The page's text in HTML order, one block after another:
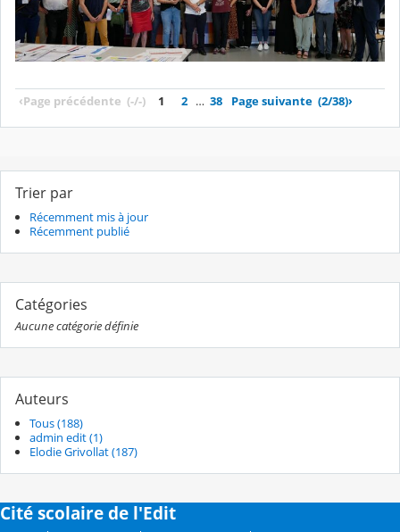
‹Page précédente (-/-) 1 2 … 38 Page suivante (2/38)›
Trier par
Récemment mis à jour
Récemment publié
Catégories
Aucune catégorie définie
Auteurs
Tous (188)
admin edit (1)
Elodie Grivollat (187)
Cité scolaire de l'Edit